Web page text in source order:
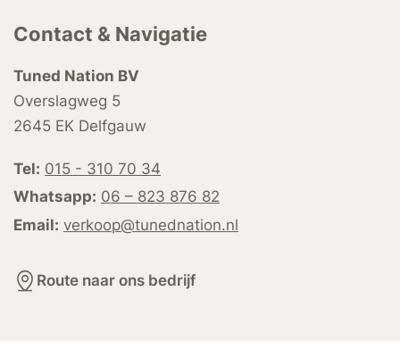
Contact & Navigatie
Tuned Nation BV
Overslagweg 5
2645 EK Delfgauw
Tel: 015 - 310 70 34
Whatsapp: 06 – 823 876 82
Email: verkoop@tunednation.nl
Route naar ons bedrijf